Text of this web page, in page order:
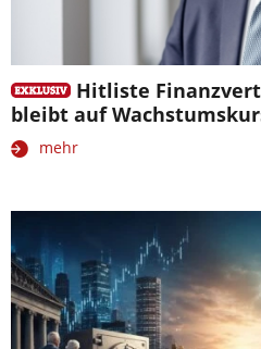
Hitliste
bleibt auf
mehr